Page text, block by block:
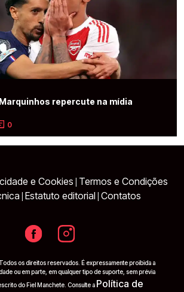
repercute na mídia
0
e Cookies Termos e Condições
Estatuto editorial Contatos
os direitos reservados. É expressamente proibida a
ou em parte, em qualquer tipo de suporte, sem prévia
do Fiel Manchete. Consulte a Política de